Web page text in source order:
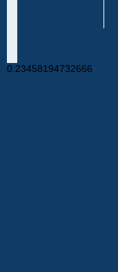
0.23458194732666